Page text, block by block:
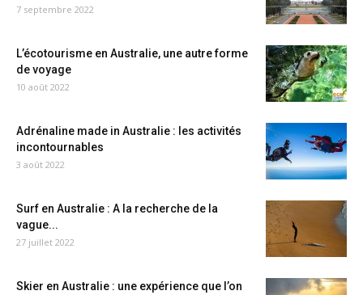
7 septembre 2022
L’écotourisme en Australie, une autre forme
de voyage
10 août 2022
Adrénaline made in Australie : les activités
incontournables
3 août 2022
Surf en Australie : A la recherche de la
vague...
27 juillet 2022
Skier en Australie : une expérience que l’on